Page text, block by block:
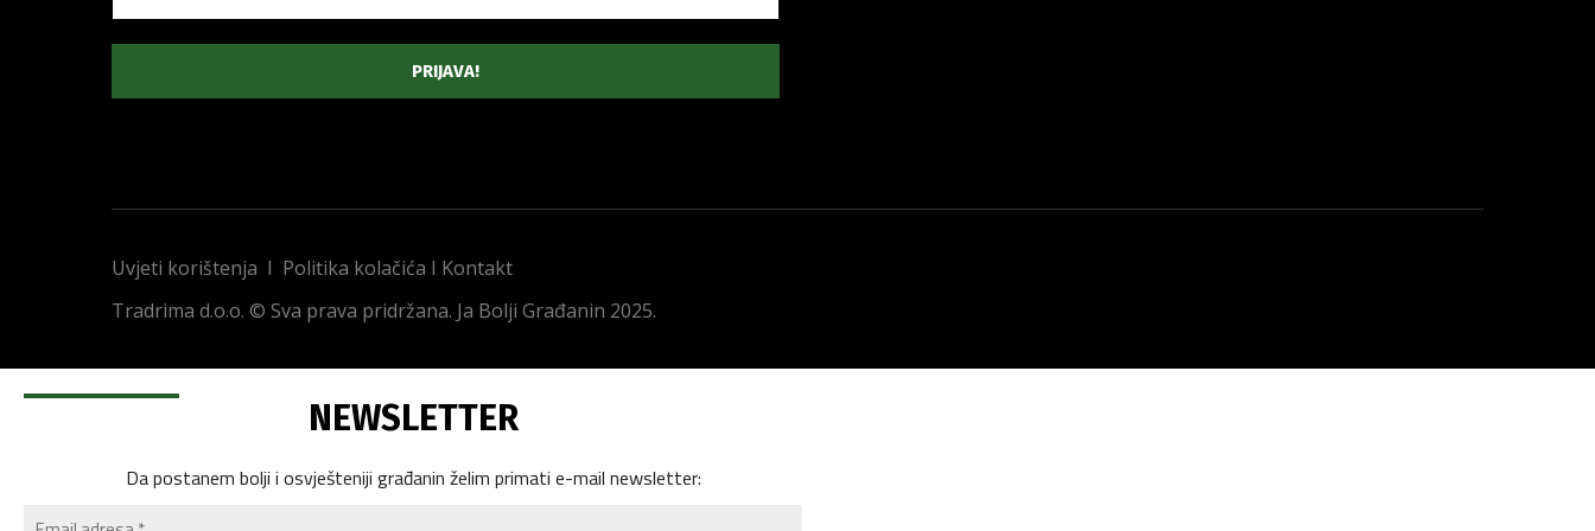
Uvjeti korištenja I Politika kolačića I Kontakt
Tradrima d.o.o. © Sva prava pridržana. Ja Bolji Građanin 2025.
NEWSLETTER
Da postanem bolji i osvješteniji građanin želim primati e-mail newsletter: